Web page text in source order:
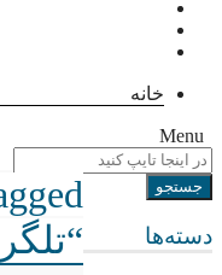
خانه
Menu
دسته‌ها